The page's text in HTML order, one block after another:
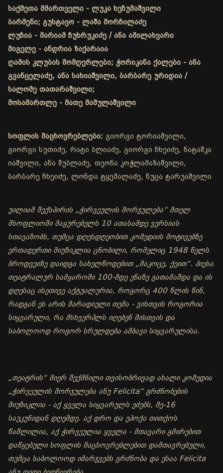
საქმეთა მმართველი - ლუკა ხეჩუმაშვილი
ბარმენი; გუსტავო - ლაშა მორჩილაძე
ლუჩია - მარიამ ჩუხრუკიძე / ანა ამილახვარი
მიგელე - ანდრია ზაქარაია
ღამის კლუბის მომღერლები; ჭორიკანა ქალები - ანა
გვანცელაძე, ანა სახიაშვილი, ბარბარე ურიდია /
სალომე თათარაშვილი;
მოსამართლე - მათე მამულაშვილი
სოფლის მაცხოვრებლები: გიორგი ტორიაშვილი,
გიორგი სუთიძე, რატი ბლიაძე, გიორგი ჩხეიძე, ნატაშკა
იაშვილი, ანა შუბლაძე, თეონა კოჭლამაზაშვილი,
ბარბარე ჩხეიძე, ლონდა ტყემალაძე, ნუცა ტარუაშვილი
უილიამ შექსპირის „ჭირვეულის მორჯულება“ მთელ
მსოფლიოში მაყურებელს 10 ათასამდე ვერსიას
სთავაზობს, თუმცა დღესდღეობით კომედიის მოტივებზე
ერთადერთი მიუზიკლია ცნობილი, რომელიც 1948 წელს
ბროდვეიზე დაიდგა სახელწოდებით „მაკოცე, ქეით“. პიესა
თეატრალურ სამყაროში 100-მდე ენაზე გათამაშდა და ის
დღესაც ისეთივე აქტუალურია, როგორც 400 წლის წინ,
რადგან ეს არის მარადიული თემა - ვისთვის როგორია
სიყვარული, რა მსხვერპლს იღებენ მისთვის და
საბოლოოდ როგორ სრულდება ამბავი სიყვარულისა.
„თეატრის“ მიერ შექმნილი თვისობრივად ახალი კომედია
„ჭირვეულის მორჯულება ანუ Felicita“ გრძნობების
მიუზიკლია - აქ ყველა სიყვარულს ეძებს, მე-16
საუკუნიდან დღემდე. აქ დრო და ეპოქა თითქოს
წაშლილია, აქ ჭირვეულია ყველა - მთავარი გმირებით
დაწყებული სოფლის მაცხოვრებლებით დამთავრებული,
თუმცა საბოლოოდ იმარჯვებს გრძნობა და ესაა Felicita